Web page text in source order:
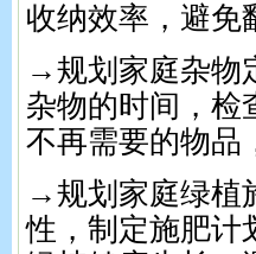
收纳效率，避免
→规划家庭杂物
杂物的时间，检
不再需要的物品
→规划家庭绿植
性，制定施肥计